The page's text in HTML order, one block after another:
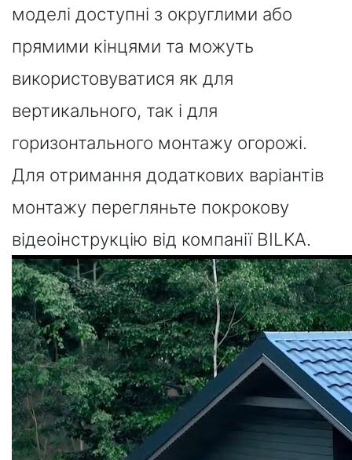
моделі доступні з округлими або
прямими кінцями та можуть
використовуватися як для
вертикального, так і для
горизонтального монтажу огорожі.
Для отримання додаткових варіантів
монтажу перегляньте покрокову
відеоінструкцію від компанії BILKA.